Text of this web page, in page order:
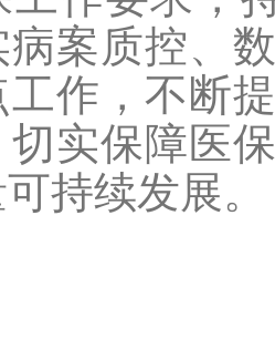
案质控、
作，不断
实保障医
持续发展。